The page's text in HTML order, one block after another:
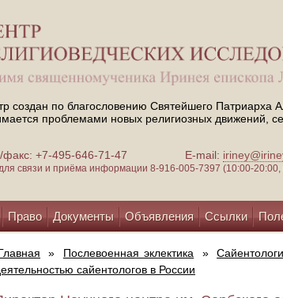
создан по благословению Святейшего Патриарха
проблемами новых религиозных движений,
факс: +7-495-646-71-47 E-mail:
связи и приёма информации 8-916-005-7397 (10:00-20:00,
Право Документы Объявления Ссылки
» Послевоенная эклектика »
сайентологов в России